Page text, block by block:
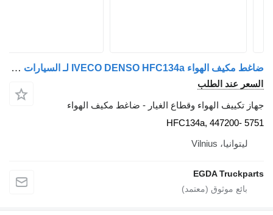
ضاغط مكيف الهواء IVECO DENSO HFC134a لـ السيارات القاطرة IVECO
السعر عند الطلب
جهاز تكييف الهواء وقطاع الغيار - ضاغط مكيف الهواء
HFC134a, 447200- 5751
ليتوانيا، Vilnius
EGDA Truckparts